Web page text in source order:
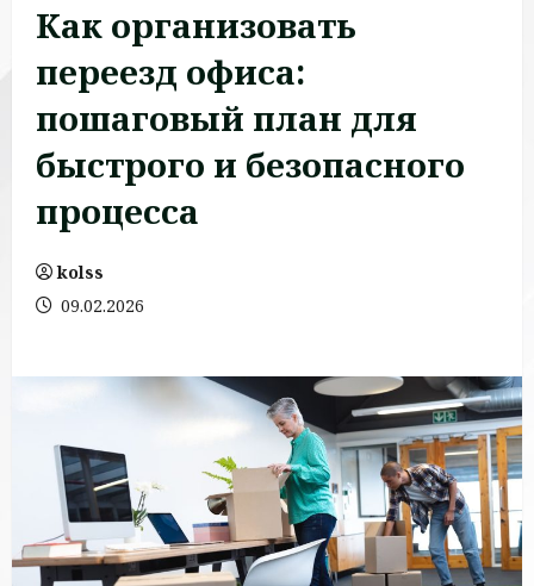
Как организовать
переезд офиса:
пошаговый план для
быстрого и безопасного
процесса
kolss
09.02.2026